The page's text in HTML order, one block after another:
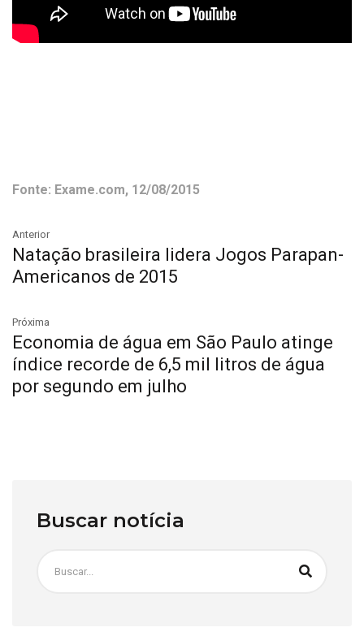
Fonte: Exame.com, 12/08/2015
Anterior
Natação brasileira lidera Jogos Parapan-
Americanos de 2015
Próxima
Economia de água em São Paulo atinge
índice recorde de 6,5 mil litros de água
por segundo em julho
Buscar notícia